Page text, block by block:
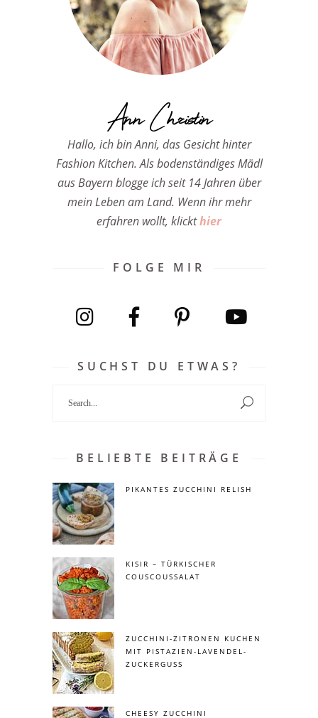
Ann Christin
Hallo, ich bin Anni, das Gesicht hinter
Fashion Kitchen. Als bodenständiges Mädl
aus Bayern blogge ich seit 14 Jahren über
mein Leben am Land. Wenn ihr mehr
erfahren wollt, klickthier
FOLGE MIR
SUCHST DU ETWAS?
BELIEBTE BEITRÄGE
PIKANTES ZUCCHINI RELISH
KISIR – TÜRKISCHER
COUSCOUSSALAT
ZUCCHINI-ZITRONEN KUCHEN
MIT PISTAZIEN-LAVENDEL-
ZUCKERGUSS
CHEESY ZUCCHINI